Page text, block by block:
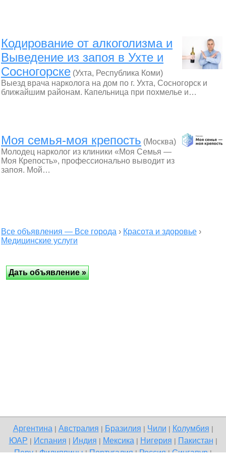
Кодирование от алкоголизма и
Выведение из запоя в Ухте и
Сосногорске (Ухта, Республика Коми)
Выезд врача нарколога на дом по г. Ухта, Сосногорск и
ближайшим районам. Капельница при похмелье и…
Моя семья-моя крепость (Москва)
Молодец нарколог из клиники «Моя Семья —
Моя Крепость», профессионально выводит из
запоя. Мой…
Все объявления — Все города › Красота и здоровье ›
Медицинские услуги
Аргентина| Австралия Бразилия Чили Колумбия
ЮАР Испания Индия Мексика| Нигерия Пакистан
Перу|Филиппины|Португалия|Россия|Сингапур|